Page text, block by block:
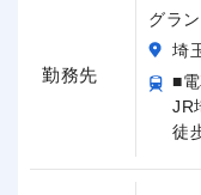
勤務先
グラ
埼
■
JR
徒